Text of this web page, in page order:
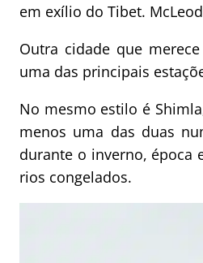
em exílio do Tibet.
Outra cidade que
uma das principais
No mesmo estilo é
menos uma das duas
durante o inverno, época
rios congelados.